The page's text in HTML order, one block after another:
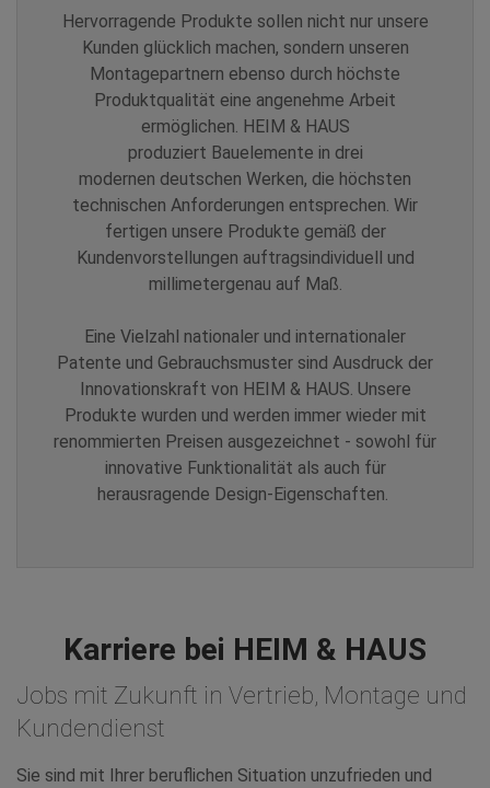
Hervorragende Produkte sollen nicht nur unsere
Kunden glücklich machen, sondern unseren
Montagepartnern ebenso durch höchste
Produktqualität eine angenehme Arbeit
ermöglichen. HEIM & HAUS
produziert Bauelemente in drei
modernen deutschen Werken, die höchsten
technischen Anforderungen entsprechen. Wir
fertigen unsere Produkte gemäß der
Kundenvorstellungen auftragsindividuell und
millimetergenau auf Maß.
Eine Vielzahl nationaler und internationaler
Patente und Gebrauchsmuster sind Ausdruck der
Innovationskraft von HEIM & HAUS. Unsere
Produkte wurden und werden immer wieder mit
renommierten Preisen ausgezeichnet - sowohl für
innovative Funktionalität als auch für
herausragende Design-Eigenschaften.
Karriere bei HEIM & HAUS
Jobs mit Zukunft in Vertrieb, Montage und
Kundendienst
Sie sind mit Ihrer beruflichen Situation unzufrieden und